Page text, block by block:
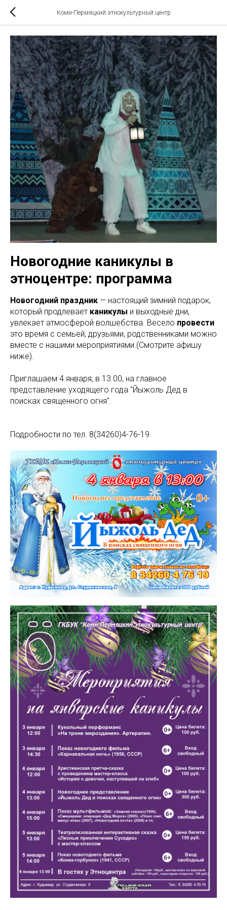
Коми-Пермяцкий этнокультурный центр
Новогодние каникулы в
этноцентре: программа
Новогодний праздник — настоящий зимний подарок,
который продлевает каникулы и выходные дни,
увлекает атмосферой волшебства. Весело провести
это время с семьей, друзьями, родственниками можно
вместе с нашими мероприятиями.(Смотрите афишу
ниже).
Приглашаем 4 января, в 13.00, на главное
представление уходящего года "Йыжоль Дед в
поисках священного огня".
Подробности по тел. 8(34260)4-76-19